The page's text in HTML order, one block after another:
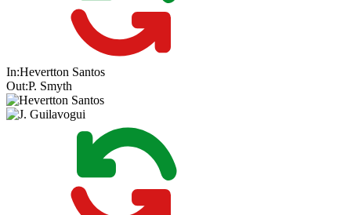
In:Hevertton Santos
Out:P. Smyth